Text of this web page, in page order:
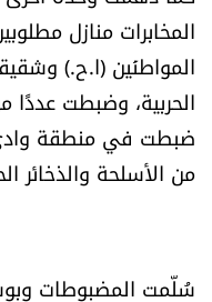
ثقافة وفنون
فصل من كتاب
اقرأ تضحك
سجالات
المخابرات منازل
المواطنَين (ا.ح.)
الحربية، وضبطت عددًا
ضبطت في منطقة وادي
من الأسلحة والذخائر
سُلّمت المضبوطات